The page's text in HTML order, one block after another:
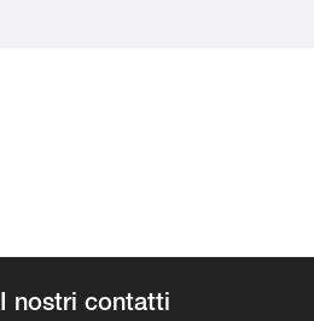
I nostri contatti